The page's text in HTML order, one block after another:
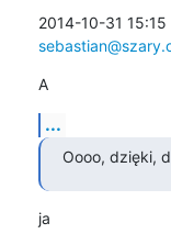
A
...
Oooo, dzięki,
ja